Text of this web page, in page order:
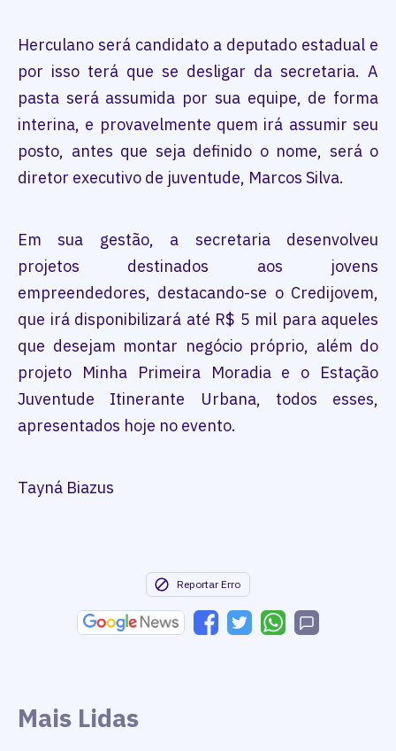
Herculano será candidato a deputado estadual e
por isso terá que se desligar da secretaria. A
pasta será assumida por sua equipe, de forma
interina, e provavelmente quem irá assumir seu
posto, antes que seja definido o nome, será o
diretor executivo de juventude, Marcos Silva.
Em sua gestão, a secretaria desenvolveu
projetos destinados aos jovens
empreendedores, destacando-se o Credijovem,
que irá disponibilizará até R$ 5 mil para aqueles
que desejam montar negócio próprio, além do
projeto Minha Primeira Moradia e o Estação
Juventude Itinerante Urbana, todos esses,
apresentados hoje no evento.
Tayná Biazus
Reportar Erro
Mais Lidas